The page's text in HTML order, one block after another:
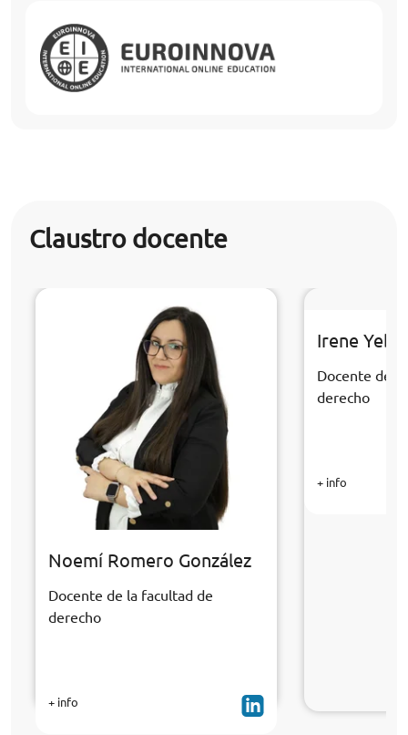
Claustro docente
Noemí Romero González
Docente de la facultad de
derecho
+ info
Irene
Docente de
derecho
+ info